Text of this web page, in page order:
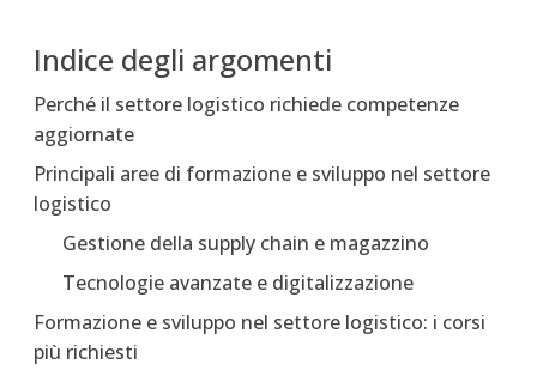
Indice degli argomenti
Perché il settore logistico richiede competenze
aggiornate
Principali aree di formazione e sviluppo nel settore
logistico
Gestione della supply chain e magazzino
Tecnologie avanzate e digitalizzazione
Formazione e sviluppo nel settore logistico: i corsi
più richiesti